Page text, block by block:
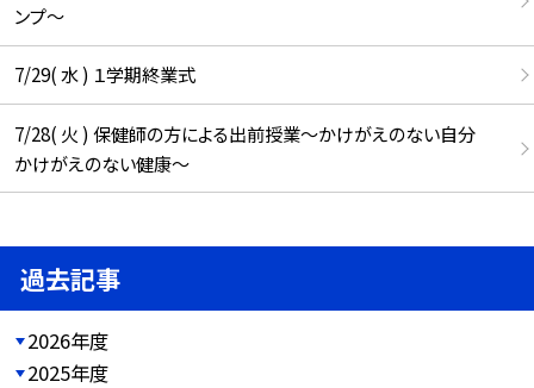
ンプ～
7/29( 水 ) １学期終業式
7/28( 火 ) 保健師の方による出前授業～かけがえのない自分
かけがえのない健康～
過去記事
2026年度
2025年度